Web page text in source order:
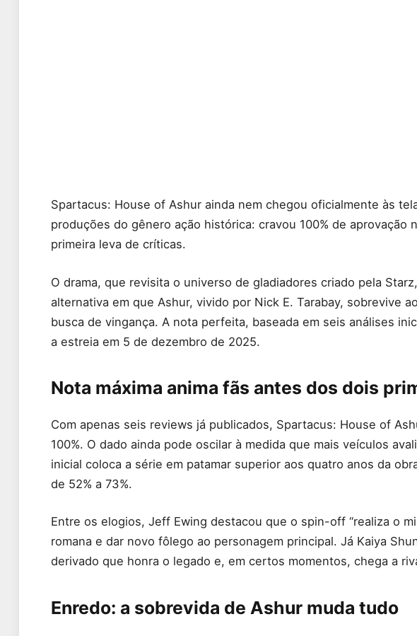
Spartacus: House of Ashur ainda nem chegou oficialmente às
produções do gênero ação histórica: cravou 100% de aprovação
primeira leva de críticas.
O drama, que revisita o universo de gladiadores criado pela
alternativa em que Ashur, vivido por Nick E. Tarabay, sobrevive
busca de vingança. A nota perfeita, baseada em seis análises
a estreia em 5 de dezembro de 2025.
Nota máxima anima fãs antes dos dois
Com apenas seis reviews já publicados, Spartacus: House of
100%. O dado ainda pode oscilar à medida que mais veículos
inicial coloca a série em patamar superior aos quatro anos da
de 52% a 73%.
Entre os elogios, Jeff Ewing destacou que o spin-off “realiza o
romana e dar novo fôlego ao personagem principal. Já Kaiya
derivado que honra o legado e, em certos momentos, chega a
Enredo: a sobrevida de Ashur muda tudo